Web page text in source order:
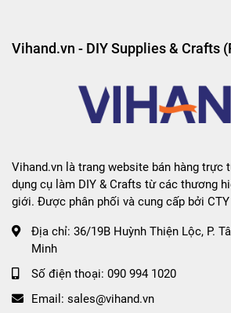
Vihand.vn - DIY Supplies & Crafts
Vihand.vn là trang website bán hàng trực
dụng cụ làm DIY & Crafts từ các thương
giới. Được phân phối và cung cấp bởi
Địa chỉ: 36/19B Huỳnh Thiện Lộc, P.
Minh
Số điện thoại: 090 994 1020
Email: sales@vihand.vn